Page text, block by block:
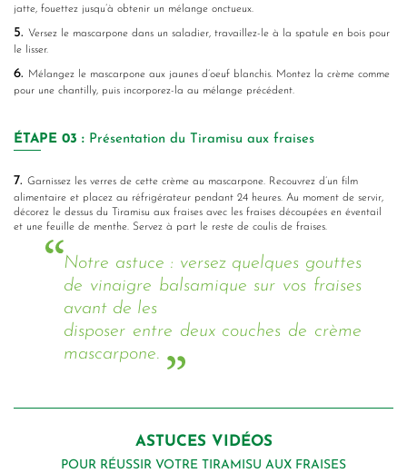
jatte, fouettez jusqu’à obtenir un mélange onctueux.
5. Versez le mascarpone dans un saladier, travaillez-le à la spatule en bois pour
le lisser.
6.
Mélangez le mascarpone aux jaunes d’oeuf blanchis. Montez la crème comme
pour une chantilly, puis incorporez-la au mélange précédent.
ÉTAPE 03 : Présentation du Tiramisu aux fraises
7. Garnissez les verres de cette crème au mascarpone. Recouvrez d’un film
alimentaire et placez au réfrigérateur pendant 24 heures. Au moment de servir,
décorez le dessus du Tiramisu aux fraises avec les fraises découpées en éventail
et une feuille de menthe. Servez à part le reste de coulis de fraises.
Notre astuce : versez quelques gouttes
de vinaigre balsamique sur vos fraises
avant de les
disposer entre deux couches de crème
mascarpone.
ASTUCES VIDÉOS
POUR RÉUSSIR VOTRE TIRAMISU AUX FRAISES